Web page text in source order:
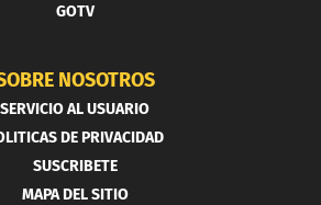
GOTV
NOSOTROS
SERVICIO AL USUARIO
DE PRIVACIDAD
SUSCRIBETE
MAPA DEL SITIO